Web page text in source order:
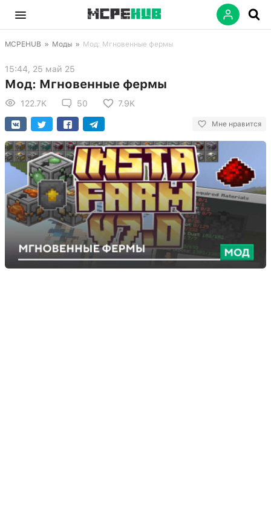
MCPEHUB » Моды » Мод: Мгновенные фермы
15:44, 25 май 25
Мод: Мгновенные фермы
122.7K 50 7.9K
Мне нравится